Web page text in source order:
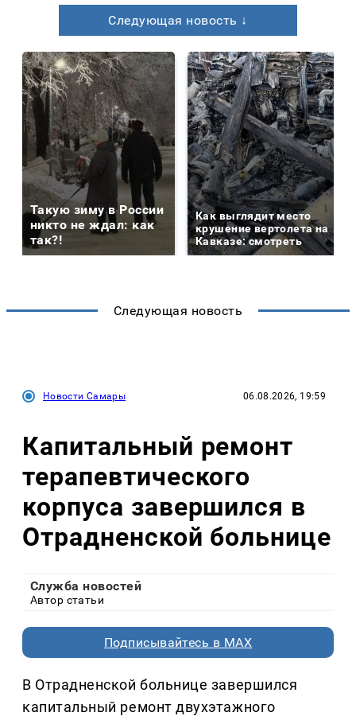
Следующая новость ↓
Такую зиму в России
никто не ждал: как
так?!
Как выглядит место
крушение вертолета на
Кавказе: смотреть
Следующая новость
Новости Самары 06.08.2026, 19:59
Капитальный ремонт
терапевтического
корпуса завершился в
Отрадненской больнице
Служба новостей
Автор статьи
Подписывайтесь в MAX
В Отрадненской больнице завершился
капитальный ремонт двухэтажного